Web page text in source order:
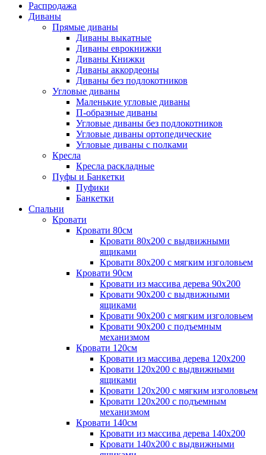
Распродажа
Диваны
Прямые диваны
Диваны выкатные
Диваны еврокнижки
Диваны Книжки
Диваны аккордеоны
Диваны без подлокотников
Угловые диваны
Маленькие угловые диваны
П-образные диваны
Угловые диваны без подлокотников
Угловые диваны ортопедические
Угловые диваны с полками
Кресла
Кресла раскладные
Пуфы и Банкетки
Пуфики
Банкетки
Спальни
Кровати
Кровати 80см
Кровати 80х200 с выдвижными
ящиками
Кровати 80х200 с мягким изголовьем
Кровати 90см
Кровати из массива дерева 90х200
Кровати 90х200 с выдвижными
ящиками
Кровати 90х200 с мягким изголовьем
Кровати 90х200 с подъемным
механизмом
Кровати 120см
Кровати из массива дерева 120х200
Кровати 120х200 с выдвижными
ящиками
Кровати 120х200 с мягким изголовьем
Кровати 120х200 с подъемным
механизмом
Кровати 140см
Кровати из массива дерева 140х200
Кровати 140х200 с выдвижными